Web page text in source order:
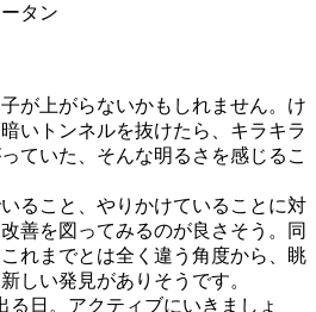
タン
が上がらないかもしれません。け
いトンネルを抜けたら、キラキラ
ていた、そんな明るさを感じるこ
ること、やりかけていることに対
善を図ってみるのが良さそう。同
れまでとは全く違う角度から、眺
しい発見がありそうです。
る日。アクティブにいきましょ